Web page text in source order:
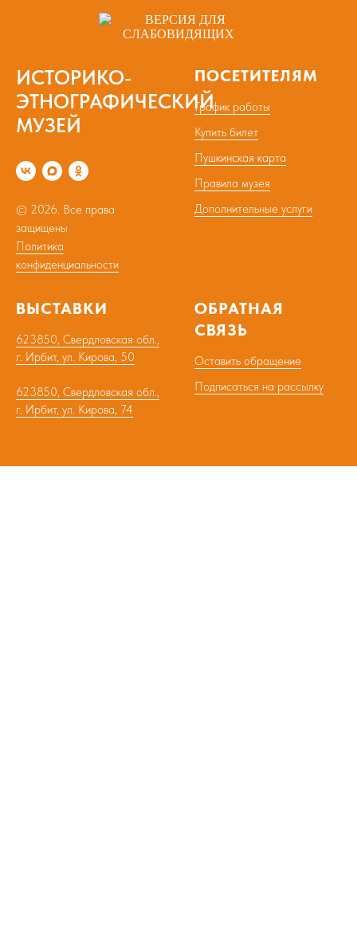
ИСТОРИКО-
ЭТНОГРАФИЧЕСКИЙ
МУЗЕЙ
© 2026. Все права
защищены
Политика
конфиденциальности
ПОСЕТИТЕЛЯМ
График работы
Купить билет
Пушкинская карта
Правила музея
Дополнительные услуги
ВЫСТАВКИ
623850, Свердловская обл.,
г. Ирбит, ул. Кирова, 50
623850, Свердловская обл.,
г. Ирбит, ул. Кирова, 74
ОБРАТНАЯ
СВЯЗЬ
Оставить обращение
Подписаться на рассылку